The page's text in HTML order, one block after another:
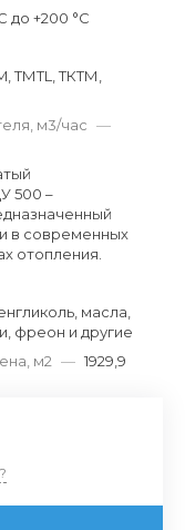
до +200 °С
ТМTL, ТКТМ,
м3/час —
500 –
в современных
отопления.
масла,
фреон и другие
м2 — 1929,9